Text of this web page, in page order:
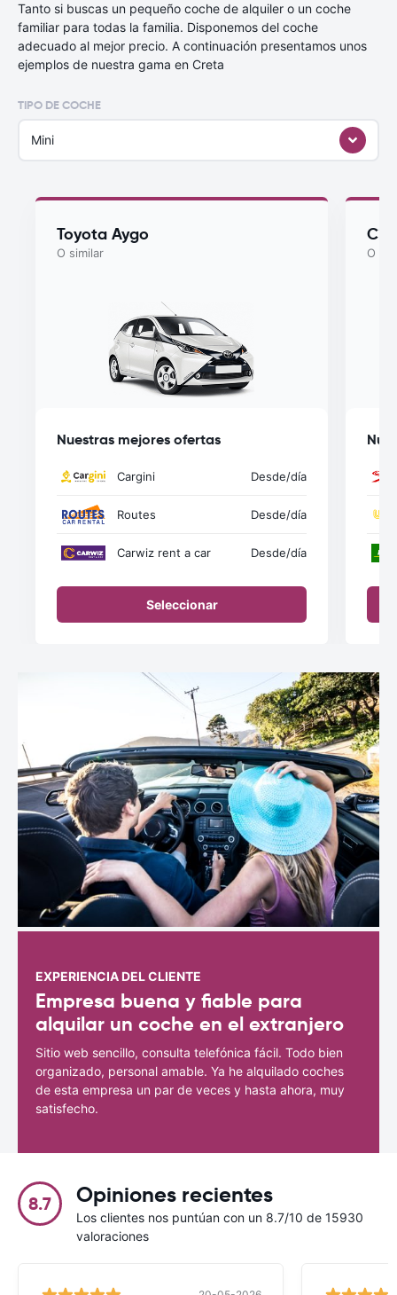
Tanto si buscas un pequeño coche de alquiler o un coche
familiar para todas la familia. Disponemos del coche
adecuado al mejor precio. A continuación presentamos unos
ejemplos de nuestra gama en Creta
TIPO DE COCHE
Mini
Toyota Aygo
O similar
Nuestras mejores ofertas
Cargini Desde/día
Routes Desde/día
Carwiz rent a car Desde/día
Seleccionar
O
EXPERIENCIA DEL CLIENTE
Empresa buena y fiable para
alquilar un coche en el extranjero
Sitio web sencillo, consulta telefónica fácil. Todo bien
organizado, personal amable. Ya he alquilado coches
de esta empresa un par de veces y hasta ahora, muy
satisfecho.
8.7 Opiniones recientes
Los clientes nos puntúan con un 8.7/10 de 15930
valoraciones